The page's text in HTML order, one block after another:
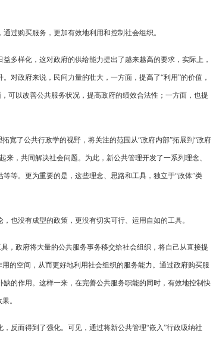
过购买服务，更加有效地利用和控制社会组织。
多样化，这对政府的供给能力提出了越来越高的要求，实际上，
对政府来说，民间力量的壮大，一方面，提高了“利用”的价值，
可以改善公共服务状况，提高政府的绩效合法性；一方面，也提
宽了公共行政学的视野，将关注的范围从“政府内部”拓展到“政府
，共同解决社会问题。为此，新公共管理开发了一系列理念、
等。更为重要的是，这些理念、思路和工具，独立于“政体”类
也没有成型的政策，更没有切实可行、运用自如的工具。
，政府将大量的公共服务事务移交给社会组织，将自己从直接提
的空间，从而更好地利用社会组织的服务能力。通过政府购买服
的作用。这样一来，在完善公共服务职能的同时，有效地控制快
。
反而得到了强化。可见，通过将新公共管理“嵌入”行政吸纳社